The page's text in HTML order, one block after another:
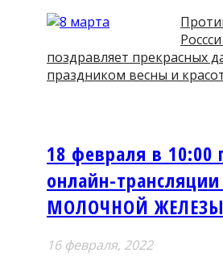
поздравляет прекрасных
праздником весны и
18 февраля в
онлайн-
МОЛОЧНОЙ
16 февраля, 2022